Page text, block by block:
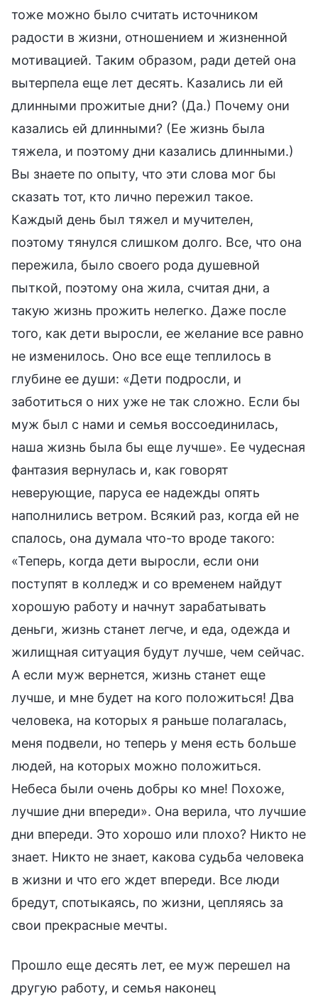
тоже можно было считать источником
радости в жизни, отношением и жизненной
мотивацией. Таким образом, ради детей она
вытерпела еще лет десять. Казались ли ей
длинными прожитые дни? (Да.) Почему они
казались ей длинными? (Ее жизнь была
тяжела, и поэтому дни казались длинными.)
Вы знаете по опыту, что эти слова мог бы
сказать тот, кто лично пережил такое.
Каждый день был тяжел и мучителен,
поэтому тянулся слишком долго. Все, что она
пережила, было своего рода душевной
пыткой, поэтому она жила, считая дни, а
такую жизнь прожить нелегко. Даже после
того, как дети выросли, ее желание все равно
не изменилось. Оно все еще теплилось в
глубине ее души: «Дети подросли, и
заботиться о них уже не так сложно. Если бы
муж был с нами и семья воссоединилась,
наша жизнь была бы еще лучше». Ее чудесная
фантазия вернулась и, как говорят
неверующие, паруса ее надежды опять
наполнились ветром. Всякий раз, когда ей не
спалось, она думала что-то вроде такого:
«Теперь, когда дети выросли, если они
поступят в колледж и со временем найдут
хорошую работу и начнут зарабатывать
деньги, жизнь станет легче, и еда, одежда и
жилищная ситуация будут лучше, чем сейчас.
А если муж вернется, жизнь станет еще
лучше, и мне будет на кого положиться! Два
человека, на которых я раньше полагалась,
меня подвели, но теперь у меня есть больше
людей, на которых можно положиться.
Небеса были очень добры ко мне! Похоже,
лучшие дни впереди». Она верила, что лучшие
дни впереди. Это хорошо или плохо? Никто не
знает. Никто не знает, какова судьба человека
в жизни и что его ждет впереди. Все люди
бредут, спотыкаясь, по жизни, цепляясь за
свои прекрасные мечты.
Прошло еще десять лет, ее муж перешел на
другую работу, и семья наконец